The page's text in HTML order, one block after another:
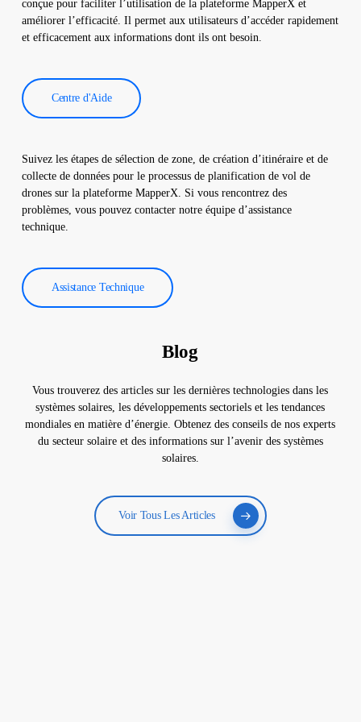
réduire les coûts d’exploitation.
conçue pour faciliter l’utilisation de la plateforme MapperX et
améliorer l’efficacité. Il permet aux utilisateurs d’accéder rapidement
et efficacement aux informations dont ils ont besoin.
Centre d'Aide
Suivez les étapes de sélection de zone, de création d’itinéraire et de
collecte de données pour le processus de planification de vol de
drones sur la plateforme MapperX. Si vous rencontrez des
problèmes, vous pouvez contacter notre équipe d’assistance
technique.
Assistance Technique
Blog
Vous trouverez des articles sur les dernières technologies dans les
systèmes solaires, les développements sectoriels et les tendances
mondiales en matière d’énergie. Obtenez des conseils de nos experts
du secteur solaire et des informations sur l’avenir des systèmes
solaires.
Voir Tous Les Articles